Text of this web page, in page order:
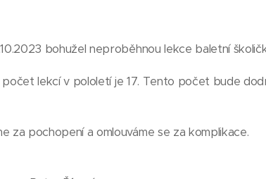
bohužel neproběhnou lekce baletní
lekcí v pololetí je 17. Tento počet bude
za pochopení a omlouváme se za komplikace.